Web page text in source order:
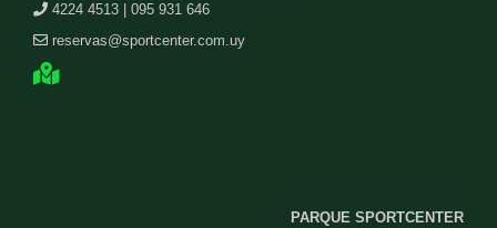
4224 4513 | 095 931 646
reservas@sportcenter.com.uy
PARQUE SPORTCENTER